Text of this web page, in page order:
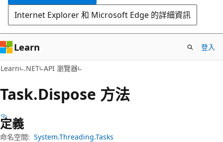
覽Internet Explorer 和 Microsoft Edge 的詳細資訊
Learn 登入
Learn .NET API 瀏覽器
Task.Dispose 方法
定義
命名空間: System.Threading.Tasks